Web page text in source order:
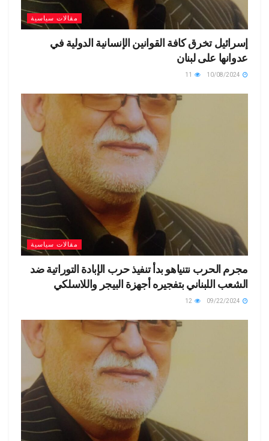
مقالات سياسية
إسرائيل تخرق كافة القوانين الإنسانية الدولية في
عدوانها على لبنان
مقالات سياسية
مجرم الحرب نتنياهو بدأ تنفيذ حرب الإبادة التوراتية ضد
الشعب اللبناني بتفجيره أجهزة البيجر واللاسلكي